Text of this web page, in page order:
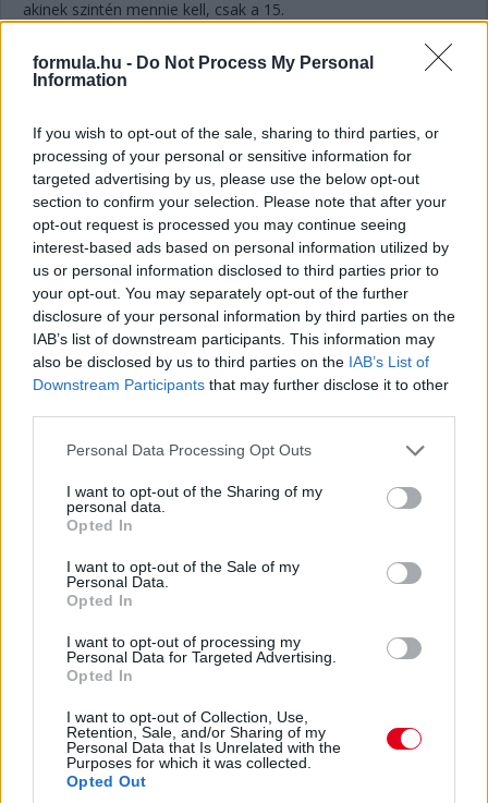
formula.hu - Do Not Process My Personal
Information
If you wish to opt-out of the sale, sharing to third parties, or
processing of your personal or sensitive information for
targeted advertising by us, please use the below opt-out
section to confirm your selection. Please note that after your
opt-out request is processed you may continue seeing
interest-based ads based on personal information utilized by
us or personal information disclosed to third parties prior to
your opt-out. You may separately opt-out of the further
disclosure of your personal information by third parties on the
IAB’s list of downstream participants. This information may
also be disclosed by us to third parties on the IAB’s List of
Downstream Participants that may further disclose it to other
Please note that this website/app uses one or more Google
not limited to your visit or usage behaviour. You may click to
grant or deny consent to Google and its third-party tags to
use your data for below specified purposes in below Google
consent section.
Personal Data Processing Opt Outs
I want to opt-out of the Sharing of my
personal data.
Opted In
I want to opt-out of the Sale of my
Personal Data.
Opted In
I want to opt-out of processing my
Personal Data for Targeted Advertising.
Opted In
I want to opt-out of Collection, Use,
Retention, Sale, and/or Sharing of my
Personal Data that Is Unrelated with the
Purposes for which it was collected.
Opted Out
akinek szintén mennie kell, csak a 15.
16:22
idők javulásával szinte biztosan utolsó lesz majd. Nagy
tűzijáték várható itt!
16:21
Gyorsan változnak a dolgok! Alonso az élen 1:12.886-os
idővel, Ocon a második 133 ezredes lemaradással, de
meglepetés Gasly harmadik, illetőleg De Vries hatodik helye is.
16:21
A brit-thai versenyzőtől gyorsan elveszik az első pozíciót.
Egyelőre Verstappen és Russell került elé.
Szomorúan sétál vissza Perez, hamarosan az újságírók
kérdéseire is válaszolni fog. Kollégánk is a helyszínen van, így
érdemes lesz majd figyelni a Formula.hu weboldalát az